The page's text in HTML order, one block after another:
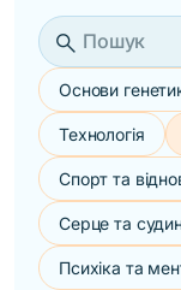
search
Основи
Технологія
Спорт та
Серце та
Психіка та